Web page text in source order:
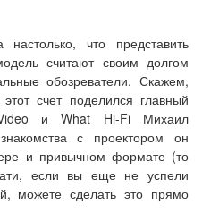
настолько, что представить
считают своим долгом
обозреватели. Скажем,
счет поделился главный
и What Hi-Fi Михаил
с проектором он
и привычном формате (то
если вы еще не успели
можете сделать это прямо